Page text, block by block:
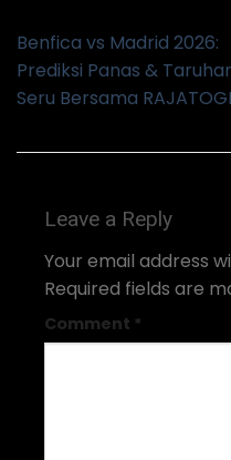
Benfica vs Madrid 2026:
Prediksi Panas &
Seru Bersama
Leave a Reply
Your email address
Required fields are
Comment *